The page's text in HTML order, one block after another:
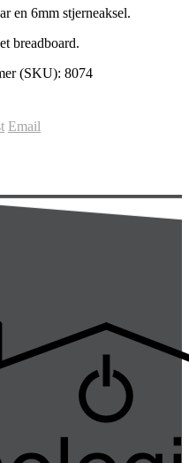
en 6mm stjerneaksel.
breadboard.
(SKU): 8074
Email